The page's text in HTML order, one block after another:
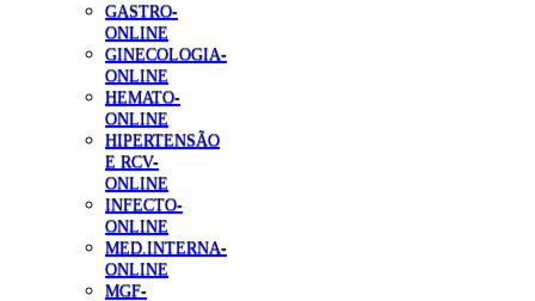
GASTRO-
ONLINE
GINECOLOGIA-
ONLINE
HEMATO-
ONLINE
HIPERTENSÃO
E RCV-
ONLINE
INFECTO-
ONLINE
MED.INTERNA-
ONLINE
MGF-